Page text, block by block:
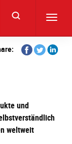
Share
on
Share
on
Share
und
weltweit